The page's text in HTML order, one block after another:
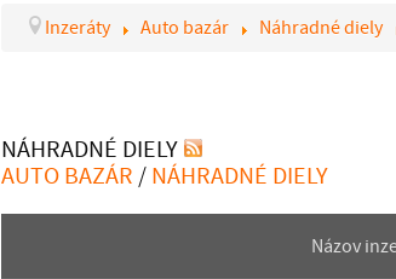
Inzeráty Auto bazár Náhradné diely
NÁHRADNÉ DIELY
AUTO BAZÁR/NÁHRADNÉ DIELY
Názov